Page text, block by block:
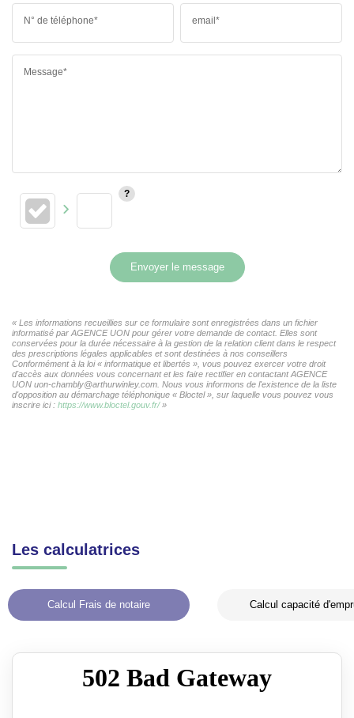
N° de téléphone* email*
Message*
Envoyer le message
« Les informations recueillies sur ce formulaire sont enregistrées dans un fichier
informatisé par AGENCE UON pour gérer votre demande de contact. Elles sont
conservées pour la durée nécessaire à la gestion de la relation client dans le respect
des prescriptions légales applicables et sont destinées à nos conseillers
Conformément à la loi « informatique et libertés », vous pouvez exercer votre droit
d'accès aux données vous concernant et les faire rectifier en contactant AGENCE
UON uon-chambly@arthurwinley.com. Nous vous informons de l'existence de la liste
d'opposition au démarchage téléphonique « Bloctel », sur laquelle vous pouvez vous
inscrire ici : https://www.bloctel.gouv.fr/»
Les calculatrices
Calcul Frais de notaire Calcul capacité